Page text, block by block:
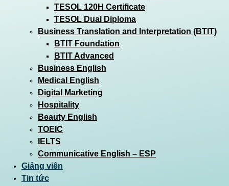
TESOL 120H Certificate
TESOL Dual Diploma
Business Translation and Interpretation (BTIT)
BTIT Foundation
BTIT Advanced
Business English
Medical English
Digital Marketing
Hospitality
Beauty English
TOEIC
IELTS
Communicative English – ESP
Giảng viên
Tin tức